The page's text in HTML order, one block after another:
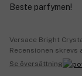
Beste parfymen!
Versace Bright
Recensionen skrevs
Se översättning